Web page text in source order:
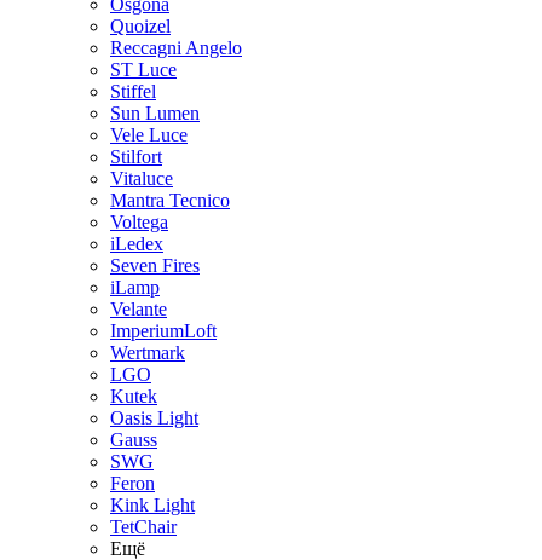
Osgona
Quoizel
Reccagni Angelo
ST Luce
Stiffel
Sun Lumen
Vele Luce
Stilfort
Vitaluce
Mantra Tecnico
Voltega
iLedex
Seven Fires
iLamp
Velante
ImperiumLoft
Wertmark
LGO
Kutek
Oasis Light
Gauss
SWG
Feron
Kink Light
TetСhair
Ещё